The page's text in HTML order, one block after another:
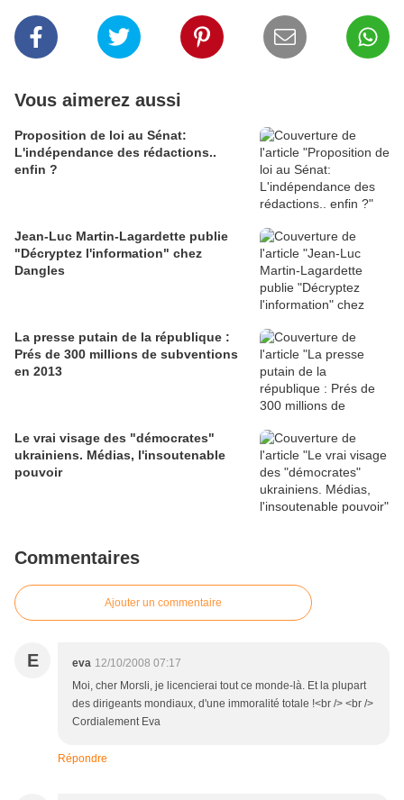
Vous aimerez aussi
Proposition de loi au Sénat:
L'indépendance des rédactions..
enfin ?
Jean-Luc Martin-Lagardette publie
"Décryptez l'information" chez
Dangles
La presse putain de la république :
Prés de 300 millions de subventions
en 2013
Le vrai visage des "démocrates"
ukrainiens. Médias, l'insoutenable
pouvoir
Commentaires
Ajouter un commentaire
E eva 12/10/2008 07:17
Moi, cher Morsli, je licencierai tout ce monde-là. Et la plupart
des dirigeants mondiaux, d'une immoralité totale !<br /> <br />
Cordialement Eva
Répondre